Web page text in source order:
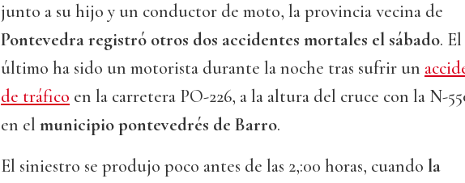
junto a su hijo y un conductor de moto, la provincia vecina de
Pontevedra registró otros dos accidentes mortales el sábado. El
último ha sido un motorista durante la noche tras sufrir un
de tráfico en la carretera PO-226, a la altura del cruce con la N-
en el municipio pontevedrés de Barro.
El siniestro se produjo poco antes de las 2,:00 horas, cuando la